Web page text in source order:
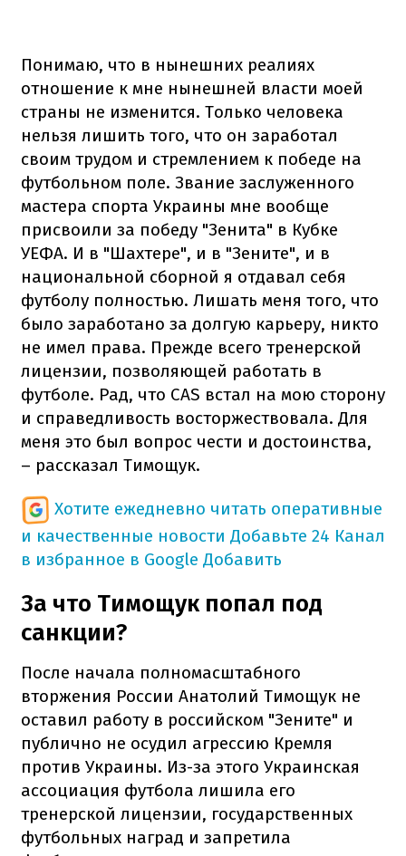
Понимаю, что в нынешних реалиях
отношение к мне нынешней власти моей
страны не изменится. Только человека
нельзя лишить того, что он заработал
своим трудом и стремлением к победе на
футбольном поле. Звание заслуженного
мастера спорта Украины мне вообще
присвоили за победу "Зенита" в Кубке
УЕФА. И в "Шахтере", и в "Зените", и в
национальной сборной я отдавал себя
футболу полностью. Лишать меня того, что
было заработано за долгую карьеру, никто
не имел права. Прежде всего тренерской
лицензии, позволяющей работать в
футболе. Рад, что CAS встал на мою сторону
и справедливость восторжествовала. Для
меня это был вопрос чести и достоинства,
– рассказал Тимощук.
Хотите ежедневно читать оперативные
и качественные новости Добавьте 24 Канал
в избранное в Google Добавить
За что Тимощук попал под
санкции?
После начала полномасштабного
вторжения России Анатолий Тимощук не
оставил работу в российском "Зените" и
публично не осудил агрессию Кремля
против Украины. Из-за этого Украинская
ассоциация футбола лишила его
тренерской лицензии, государственных
футбольных наград и запретила